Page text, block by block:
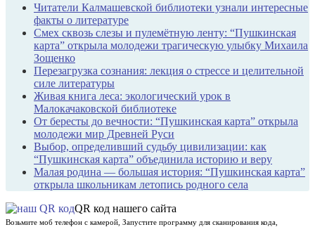
Читатели Калмашевской библиотеки узнали интересные
факты о литературе
Смех сквозь слезы и пулемётную ленту: “Пушкинская
карта” открыла молодежи трагическую улыбку Михаила
Зощенко
Перезагрузка сознания: лекция о стрессе и целительной
силе литературы
Живая книга леса: экологический урок в
Малокачаковской библиотеке
От бересты до вечности: “Пушкинская карта” открыла
молодежи мир Древней Руси
Выбор, определивший судьбу цивилизации: как
“Пушкинская карта” объединила историю и веру
Малая родина — большая история: “Пушкинская карта”
открыла школьникам летопись родного села
QR код нашего сайта
Возьмите моб телефон с камерой, Запустите программу для сканирования кода,